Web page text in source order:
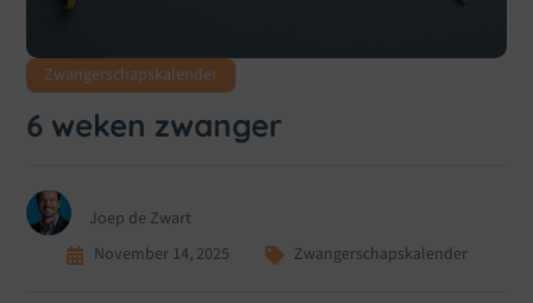
Zwangerschapskalender
6 weken zwanger
Joep de Zwart
November 14, 2025
Zwangerschapskalender